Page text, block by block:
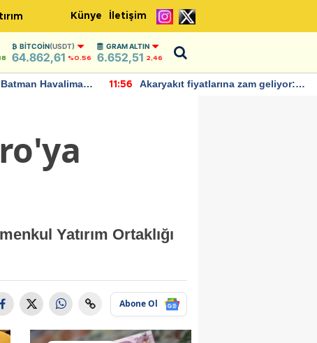
Künye İletişim
BITCOIN(USDT)
64.862,61 %0.56
GRAM ALTIN
6.652,51 2,46
Havalimanı
11:56
Akaryakıt fiyatlarına zam geliyor:
Yatırım Ortaklığı
Abone Ol